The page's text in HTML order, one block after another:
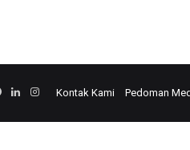
Kontak Kami Pedoman
Facebook
LinkedInInstagram